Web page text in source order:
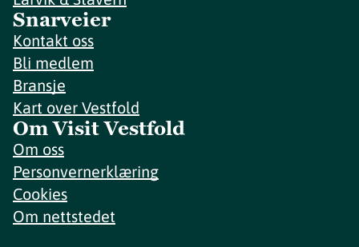
Snarveier
Kontakt oss
Bli medlem
Bransje
Kart over Vestfold
Om Visit Vestfold
Om oss
Personvernerklæring
Cookies
Om nettstedet